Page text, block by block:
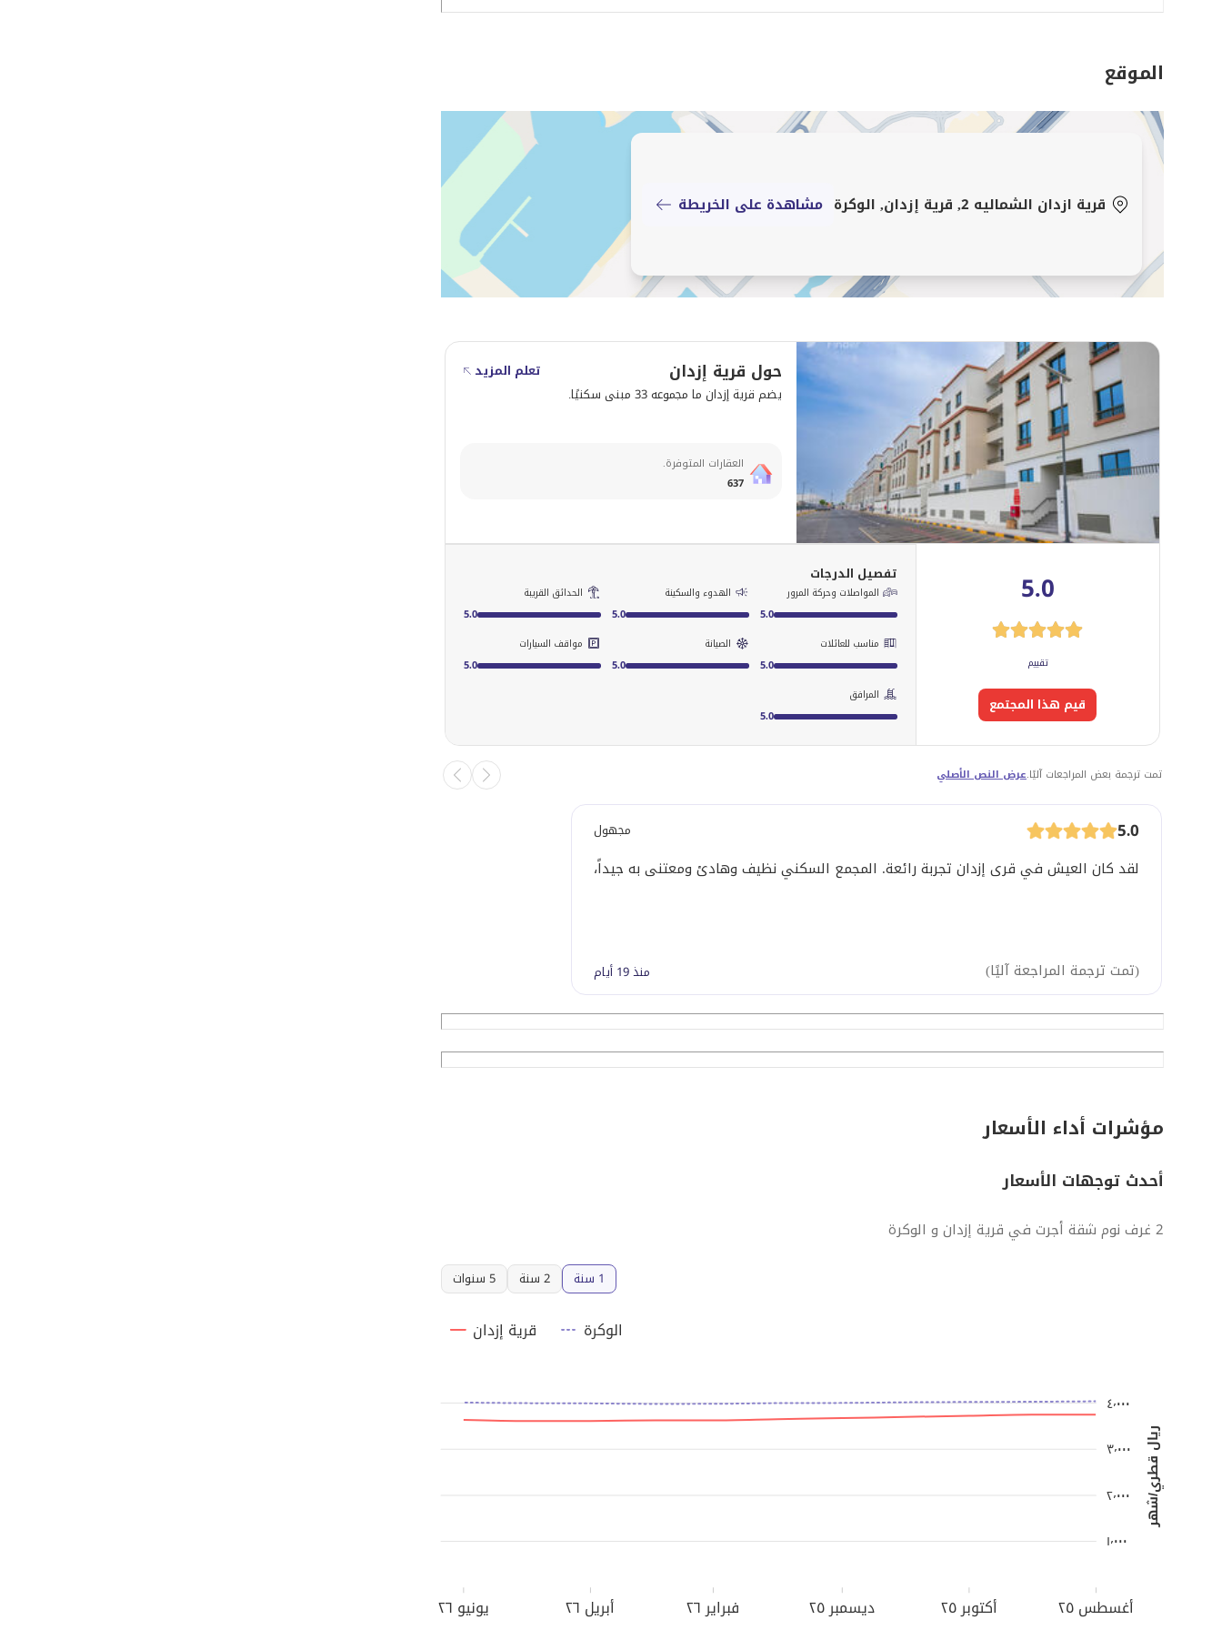
استمتع بأسلوب حياة راقٍ في هذه الشقة المفروشة بالكامل بغرفتي نوم في قرى إزدان الشمالية 2 – الوكرة. تم تصميم
قرى إزدان الشمالية 2 – الوكرة | مجتمع سكني مخطط بعناية
تقع قرى إزدان الشمالية 2 في الوكرة، إحدى الوجهات السكنية سريعة النمو والمعروفة بهدوئها وأجوائها العائلية، مع
سهولة الوصول إلى الطرق الرئيسية والخدمات الأساسية واحتياجات الحياة اليومية، لتوفر نمط حياة متوازن بعيدًا عن
ازدحام المدينة.
الموقع
قرية ازدان الشماليه 2, قرية إزدان, الوكرة مشاهدة على الخريطة
حول قرية إزدان
تعلم المزيد
يضم قرية إزدان ما مجموعه 33 مبنى سكنيًا.
العقارات المتوفرة.
637
5.0
تقييم
قيم هذا المجتمع
تفصيل الدرجات
المواصلات وحركة المرور
5.0
الهدوء والسكينة
5.0
الحدائق القريبة
5.0
مناسب للعائلات
5.0
الصيانة
5.0
مواقف السيارات
5.0
المرافق
5.0
تمت ترجمة بعض المراجعات آليًا.عرض النص الأصلي
5.0 مجهول
لقد كان العيش في قرى إزدان تجربة رائعة. المجمع السكني نظيف وهادئ ومعتنى به جيداً، يضم مرافق ممتازة وموقعاً ملائماً. إنه مكان رائع للعائلات والمهنيين الباحثين عن الراحة والأمان
(تمت ترجمة المراجعة آليًا) منذ 19 أيام
مؤشرات أداء الأسعار
أحدث توجهات الأسعار
2 غرف نوم شقة أجرت في قرية إزدان و الوكرة
1 سنة 2 سنة 5 سنوات
أغسطس ٢٥ أكتوبر ٢٥ ديسمبر ٢٥ فبراير ٢٦ أبريل ٢٦ يونيو ٢٦
ريال قطري/شهر
١٬٠٠٠
٢٬٠٠٠
٣٬٠٠٠
٤٬٠٠٠
قرية إزدان الوكرة